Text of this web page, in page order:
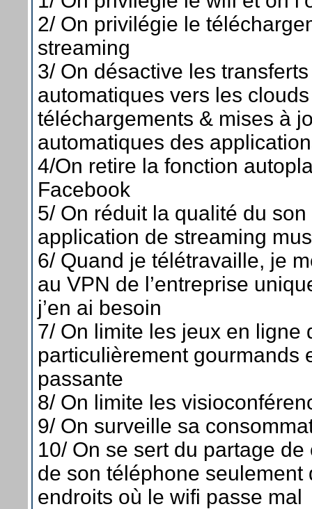
2/ On privilégie le
streaming
3/ On désactive les transferts
automatiques vers les
téléchargements & mises à
automatiques des
4/On retire la fonction
Facebook
5/ On réduit la qualité du
application de streaming
6/ Quand je télétravaille, je
au VPN de l’entreprise
j’en ai besoin
7/ On limite les jeux en ligne
particulièrement gourmands
passante
8/ On limite les
9/ On surveille sa
10/ On se sert du partage de
de son téléphone seulement
endroits où le wifi passe mal